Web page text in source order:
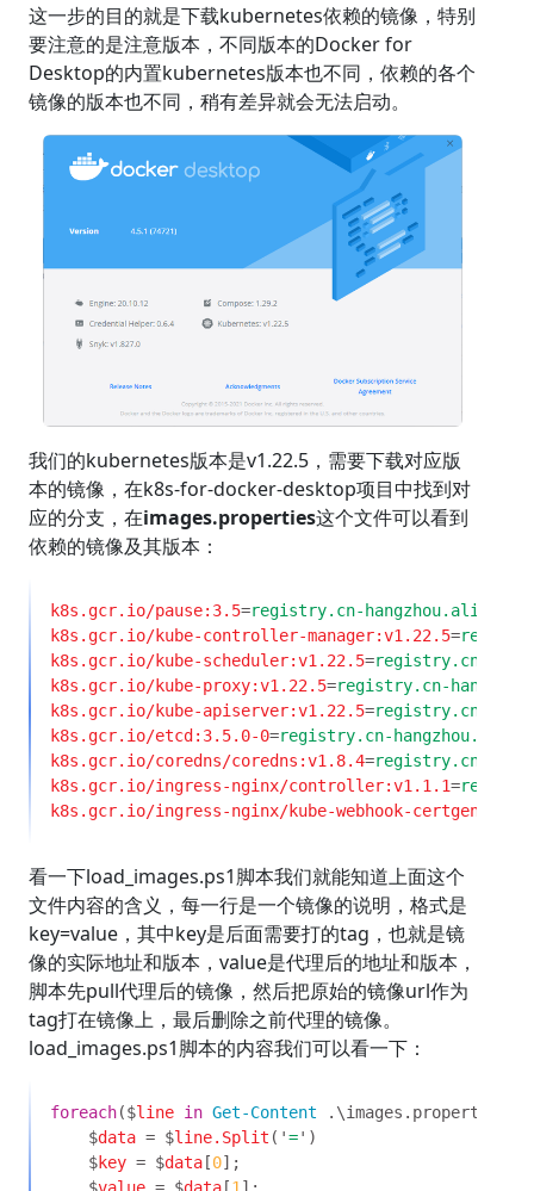
这一步的目的就是下载kubernetes依赖的镜像，特别
要注意的是注意版本，不同版本的Docker for
Desktop的内置kubernetes版本也不同，依赖的各个
镜像的版本也不同，稍有差异就会无法启动。
我们的kubernetes版本是v1.22.5，需要下载对应版
本的镜像，在k8s-for-docker-desktop项目中找到对
应的分支，在images.properties这个文件可以看到
依赖的镜像及其版本：
k8s.gcr.io/pause:3.5=
k8s.gcr.io/kube-controller-manager:v1.22.5=
k8s.gcr.io/kube-scheduler:v1.22.5=
k8s.gcr.io/kube-proxy:v1.22.5=
k8s.gcr.io/kube-apiserver:v1.22.5=
k8s.gcr.io/etcd:3.5.0-0=
k8s.gcr.io/coredns/coredns:v1.8.4=
k8s.gcr.io/ingress-nginx/controller:v1.1.1=
k8s.gcr.io/ingress-nginx/kube-webhook-
看一下load_images.ps1脚本我们就能知道上面这个
文件内容的含义，每一行是一个镜像的说明，格式是
key=value，其中key是后面需要打的tag，也就是镜
像的实际地址和版本，value是代理后的地址和版本，
脚本先pull代理后的镜像，然后把原始的镜像url作为
tag打在镜像上，最后删除之前代理的镜像。
load_images.ps1脚本的内容我们可以看一下：
foreach($line in Get-Content
    $
data = $line.Split ('=
    $
key = $data [0